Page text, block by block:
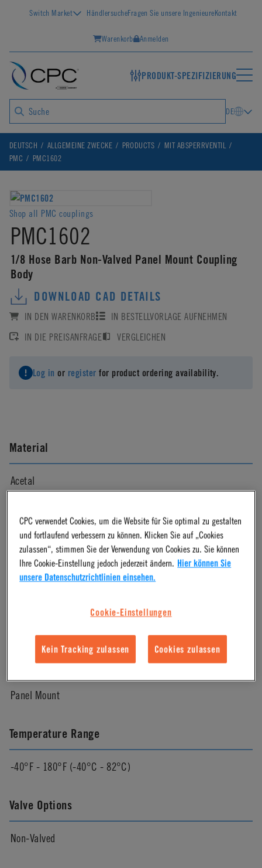
Switch Market HändlersucheFragen Sie unsere IngenieureKontakt
Warenkorb Anmelden
PRODUKT-SPEZIFIZIERUNG
DE
DEUTSCH ALLGEMEINE ZWECKE PRODUCTS
MIT ABSPERRVENTIL
PMC
PMC1602
Shop all PMC couplings
PMC1602
1/8 Hose Barb Non-Valved Panel Mount Coupling
Body
DOWNLOAD CAD DETAILS
IN DEN WARENKORB
IN BESTELLVORLAGE AUFNEHMEN
IN DIE PREISANFRAGE
VERGLEICHEN
Log in or register for product ordering availability.
Material
Acetal
Material Finish
Natural
Mounting Option
Panel Mount
Temperature Range
-40°F - 180°F (-40°C - 82°C)
Valve Options
Non-Valved
CPC verwendet Cookies, um die Website für Sie optimal zu gestalten
und fortlaufend verbessern zu können. Klicken Sie auf „Cookies
zulassen“, stimmen Sie der Verwendung von Cookies zu. Sie können
Ihre Cookie-Einstellung jedoch jederzeit ändern. Hier können Sie
unsere Datenschutzrichtlinien einsehen.
Cookie-Einstellungen
Kein Tracking zulassen Cookies zulassen